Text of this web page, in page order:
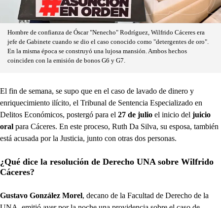
Hombre de confianza de Óscar "Nenecho" Rodríguez, Wilfrido Cáceres era
jefe de Gabinete cuando se dio el caso conocido como "detergentes de oro".
En la misma época se construyó una lujosa mansión. Ambos hechos
coinciden con la emisión de bonos G6 y G7.
El fin de semana, se supo que en el caso de lavado de dinero y
enriquecimiento ilícito, el Tribunal de Sentencia Especializado en
Delitos Económicos, postergó para el 27 de julio el inicio del juicio
oral para Cáceres. En este proceso, Ruth Da Silva, su esposa, también
está acusada por la Justicia, junto con otras dos personas.
¿Qué dice la resolución de Derecho UNA sobre Wilfrido
Cáceres?
Gustavo González Morel, decano de la Facultad de Derecho de la